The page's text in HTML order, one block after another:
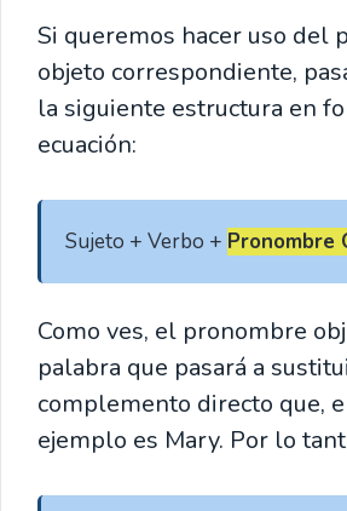
Si queremos hacer uso del
objeto correspondiente,
la siguiente estructura en
ecuación:
Sujeto + Verbo + Pronombre
Como ves, el pronombre
palabra que pasará a
complemento directo que,
ejemplo es Mary. Por lo